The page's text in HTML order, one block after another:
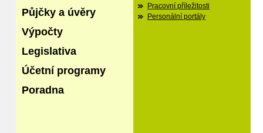
Půjčky a úvěry
Výpočty
Legislativa
Účetní programy
Poradna
Pracovní příležitosti
Personální portály